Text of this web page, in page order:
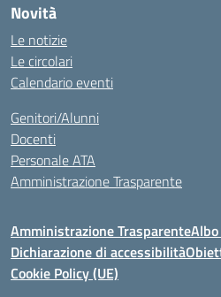
Novità
Le notizie
Le circolari
Calendario eventi
Genitori/Alunni
Docenti
Personale ATA
Amministrazione Trasparente
Amministrazione Trasparente
Dichiarazione di accessibilità
Cookie Policy (UE)